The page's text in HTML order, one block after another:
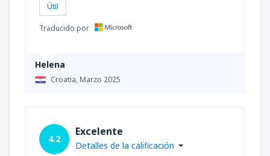
Helena
Croatia,Marzo 2025
Útil
Traducido por
4.2
Excelente
Detalles de la calificación